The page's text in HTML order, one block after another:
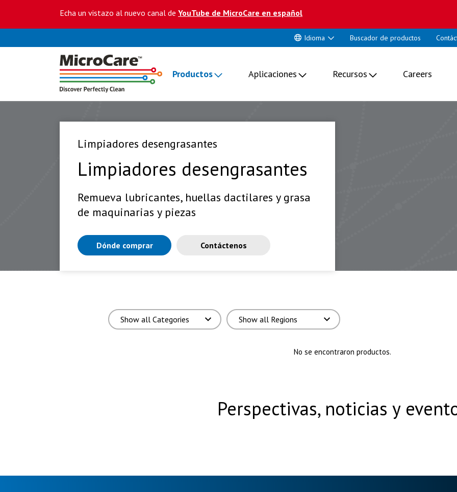
Echa un vistazo al nuevo canal de YouTube de MicroCare en español
Idioma Buscador de productos
Productos Aplicaciones Recursos Careers
Limpiadores desengrasantes
Limpiadores desengrasantes
Remueva lubricantes, huellas dactilares y grasa
de maquinarias y piezas
Dónde comprar Contáctenos
No se encontraron productos.
Perspectivas, noticias y